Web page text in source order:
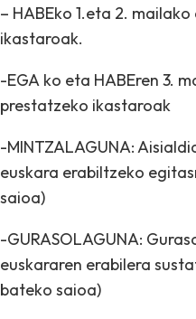
– HABEko 1.eta 2.
ikastaroak.
-EGA ko eta HABEren 3.
prestatzeko ikastaroak
-MINTZALAGUNA:
euskara erabiltzeko
saioa)
-GURASOLAGUNA:
euskararen erabilera
bateko saioa)